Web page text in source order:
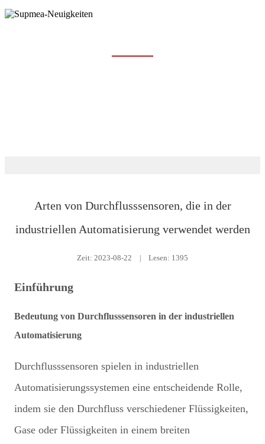
Arten von Durchflusssensoren, die in der
industriellen Automatisierung verwendet werden
Zeit: 2023-08-22 | Lesen: 1395
Einführung
Bedeutung von Durchflusssensoren in der industriellen
Automatisierung
Durchflusssensoren spielen in industriellen
Automatisierungssystemen eine entscheidende Rolle,
indem sie den Durchfluss verschiedener Flüssigkeiten,
Gase oder Flüssigkeiten in einem breiten